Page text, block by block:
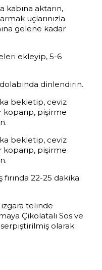
kabına aktarın,
uçlarınızla
gelene kadar
ekleyip, 5-6
dinlendirin.
bekletip, ceviz
pişirme
bekletip, ceviz
pişirme
fırında 22-25 dakika
telinde
Çikolatalı Sos ve
olarak